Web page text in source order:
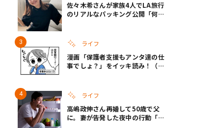
佐々木希さんが家族4人でLA旅行
のリアルなパッキング公開「何が
ライフ
漫画「保護者支援もアンタ達の仕
事でしょ？」をイッキ読み！（右
ライフ
高嶋政伸さん再婚して50歳で父
に。妻が告発した夜中の行動「こ